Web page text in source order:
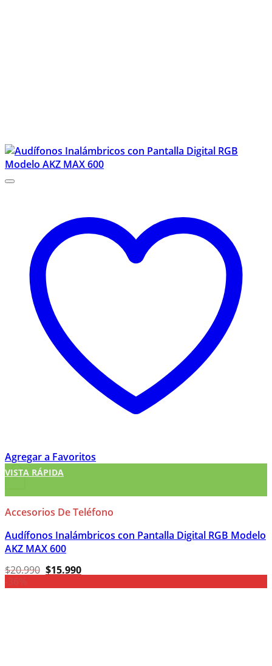
Agregar a Favoritos
+
VISTA RÁPIDA
Accesorios De Teléfono
Audífonos Inalámbricos con Pantalla Digital RGB Modelo
AKZ MAX 600
$20.990 El
precio
original
$15.990El
precio
actual